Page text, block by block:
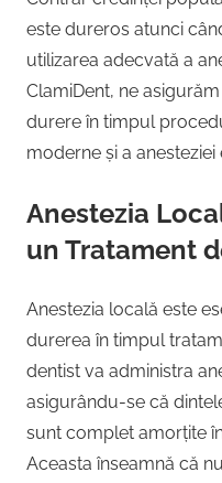
este dureros atunci
utilizarea adecvată a
ClamiDent, ne
durere în timpul
moderne și a anesteziei
Anestezia
un Tratament
Anestezia locală este
durerea în timpul
dentist va administra
asigurându-se că
sunt complet amorțite
Aceasta înseamnă că